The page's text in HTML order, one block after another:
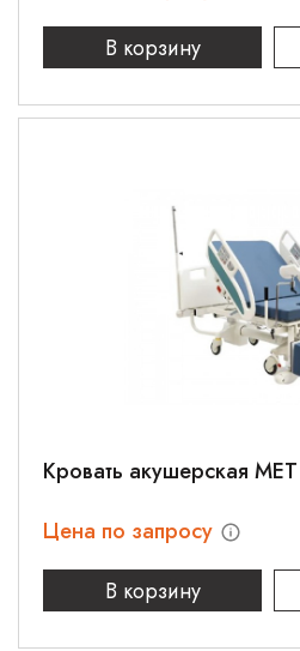
В корзину
Кровать акушерская
Цена по запросу
В корзину